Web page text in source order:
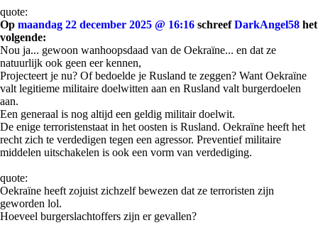
quote:
Op maandag 22 december 2025 @ 16:16 schreefDarkAngel58 het
volgende:
Nou ja... gewoon wanhoopsdaad van de Oekraïne... en dat ze
natuurlijk ook geen eer kennen,
Projecteert je nu? Of bedoelde je Rusland te zeggen? Want Oekraïne
valt legitieme militaire doelwitten aan en Rusland valt burgerdoelen
aan.
Een generaal is nog altijd een geldig militair doelwit.
De enige terroristenstaat in het oosten is Rusland. Oekraïne heeft het
recht zich te verdedigen tegen een agressor. Preventief militaire
middelen uitschakelen is ook een vorm van verdediging.
quote:
Oekraïne heeft zojuist zichzelf bewezen dat ze terroristen zijn
geworden lol.
Hoeveel burgerslachtoffers zijn er gevallen?